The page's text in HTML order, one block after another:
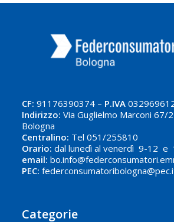
CF:91176390374 – P.IVA
Indirizzo: Via Guglielmo Marconi 67/
Bologna
Centralino: Tel 051/255810
Orario: dal lunedì al venerdì 9-12 e
email:
PEC:
Categorie